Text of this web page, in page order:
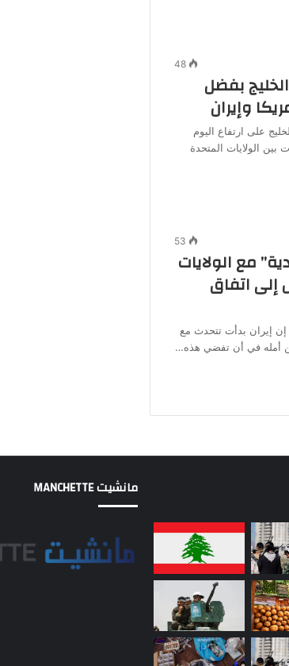
48
بفضل
وإيران
على ارتفاع اليوم
بين الولايات المتحدة
53
مع الولايات
إلى اتفاق
إن إيران بدأت تتحدث مع
عن أمله في أن تفضي هذه…
مانشيت MANCHETTE